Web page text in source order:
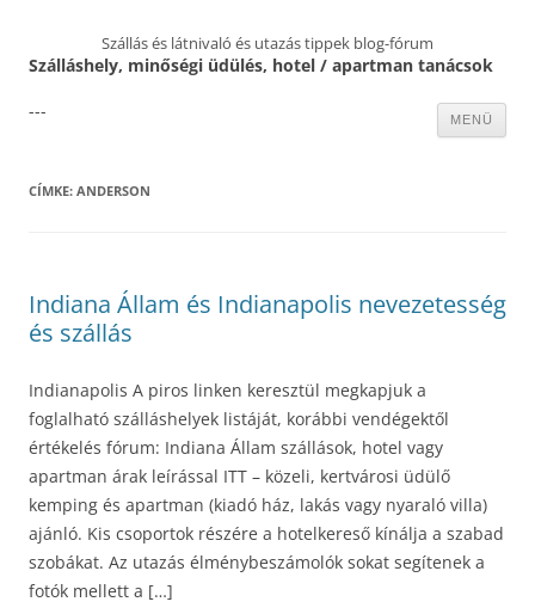
Szállás és látnivaló és utazás tippek blog-fórum
Szálláshely, minőségi üdülés, hotel / apartman tanácsok
MENÜ
---
CÍMKE: ANDERSON
Indiana Állam és Indianapolis nevezetesség
és szállás
Indianapolis A piros linken keresztül megkapjuk a
foglalható szálláshelyek listáját, korábbi vendégektől
értékelés fórum: Indiana Állam szállások, hotel vagy
apartman árak leírással ITT – közeli, kertvárosi üdülő
kemping és apartman (kiadó ház, lakás vagy nyaraló villa)
ajánló. Kis csoportok részére a hotelkereső kínálja a szabad
szobákat. Az utazás élménybeszámolók sokat segítenek a
fotók mellett a […]